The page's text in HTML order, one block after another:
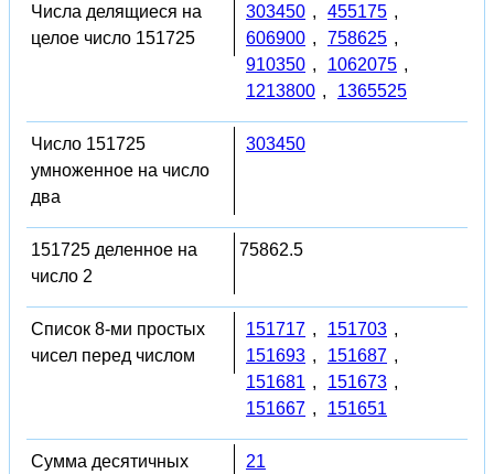
Числа делящиеся на
целое число 151725
303450 , 455175 ,
606900 , 758625 ,
910350 , 1062075 ,
1213800 , 1365525
Число 151725
умноженное на число
два
303450
151725 деленное на
число 2
75862.5
Список 8-ми простых
чисел перед числом
151717 , 151703 ,
151693 , 151687 ,
151681 , 151673 ,
151667 , 151651
Сумма десятичных
21